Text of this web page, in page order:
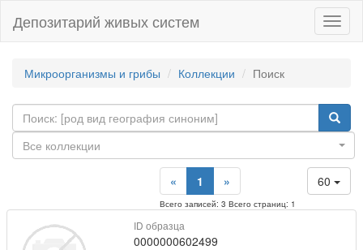
Депозитарий живых систем
Микроорганизмы и грибы Коллекции Поиск
Все коллекции
60
« 1 »
Всего записей: 3 Всего страниц: 1
ID образца
0000000602499